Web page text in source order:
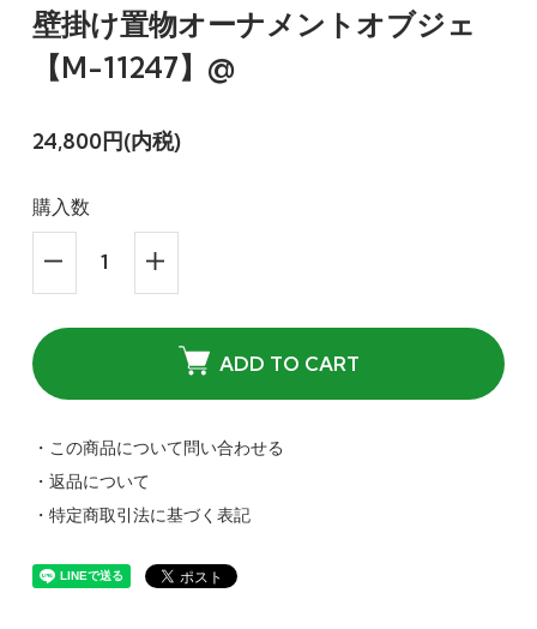
壁掛け置物オーナメントオブジェ
【M-11247】@
24,800円(内税)
購入数
ADD TO CART
・この商品について問い合わせる
・返品について
・特定商取引法に基づく表記